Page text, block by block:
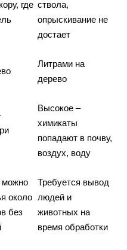
где ствола,
опрыскивание не
достает
Литрами на
дерево
Высокое –
химикаты
попадают в почву,
воздух, воду
можно
около
без
Требуется вывод
людей и
животных на
время обработки